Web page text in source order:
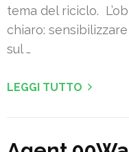
tema del riciclo.
chiaro:
sul …
LEGGI TUTTO